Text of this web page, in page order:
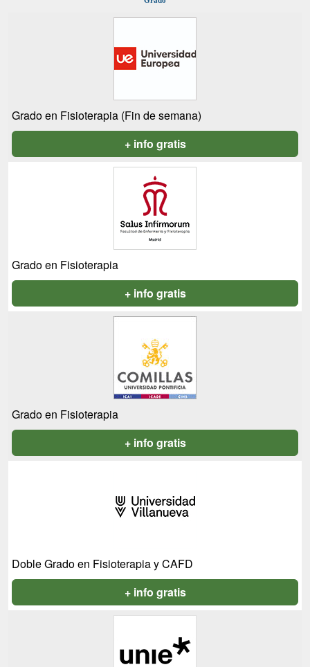
Grado en Fisioterapia (Fin de semana)
+ info gratis
Grado en Fisioterapia
+ info gratis
Grado en Fisioterapia
+ info gratis
Doble Grado en Fisioterapia y CAFD
+ info gratis